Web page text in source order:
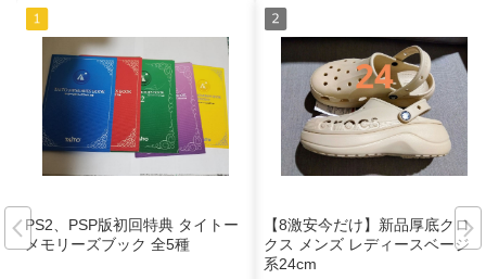
PS2、PSP版初回特典 タイトー
メモリーズブック 全5種
【8激安今だけ】新品厚底クロッ
クス メンズ レディースベージュ
系24cm